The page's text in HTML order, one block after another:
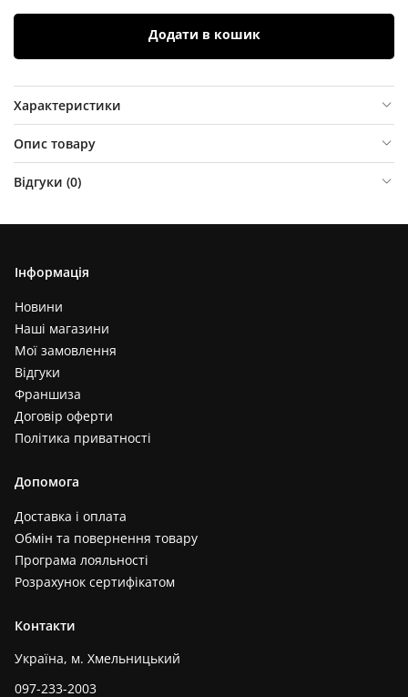
Додати в кошик
Характеристики
Опис товару
Відгуки (0)
Інформація
Новини
Наші магазини
Мої замовлення
Відгуки
Франшиза
Договір оферти
Політика приватності
Допомога
Доставка і оплата
Обмін та повернення товару
Програма лояльності
Розрахунок сертифікатом
Контакти
Україна, м. Хмельницький
097-233-2003